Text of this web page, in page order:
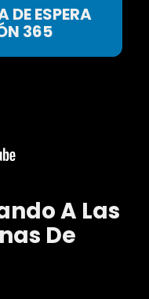
DE ESPERA
365
A Las
De